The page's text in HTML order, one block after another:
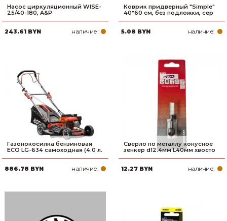
Насос циркуляционный WISE-
25/40-180, A&P
243.61 BYN наличие:
Коврик придверный "Simple"
40*60 см, без подложки, сер
5.08 BYN наличие:
Газонокосилка бензиновая
ECO LG-634 самоходная (4.0 л.
886.78 BYN наличие:
Сверло по металлу конусное
зенкер d12.4мм L40мм хвосто
12.27 BYN наличие: